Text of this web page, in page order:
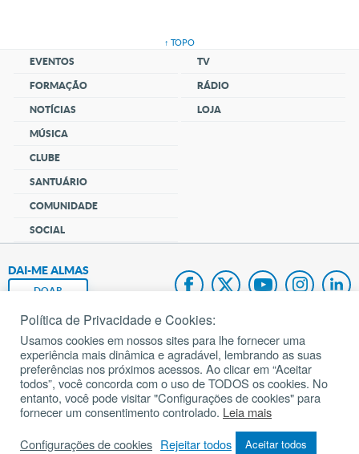
↑ TOPO
EVENTOS
FORMAÇÃO
NOTÍCIAS
MÚSICA
CLUBE
SANTUÁRIO
COMUNIDADE
SOCIAL
TV
RÁDIO
LOJA
DAI-ME ALMAS
DOAR
Fundação João Paulo II
Pedido de Oração
Mapa do site
Política de Privacidade e Cookies:
Usamos cookies em nossos sites para lhe fornecer uma
experiência mais dinâmica e agradável, lembrando as suas
preferências nos próximos acessos. Ao clicar em “Aceitar
todos”, você concorda com o uso de TODOS os cookies. No
entanto, você pode visitar "Configurações de cookies" para
fornecer um consentimento controlado. Leia mais
Configurações de cookies Rejeitar todos Aceitar todos